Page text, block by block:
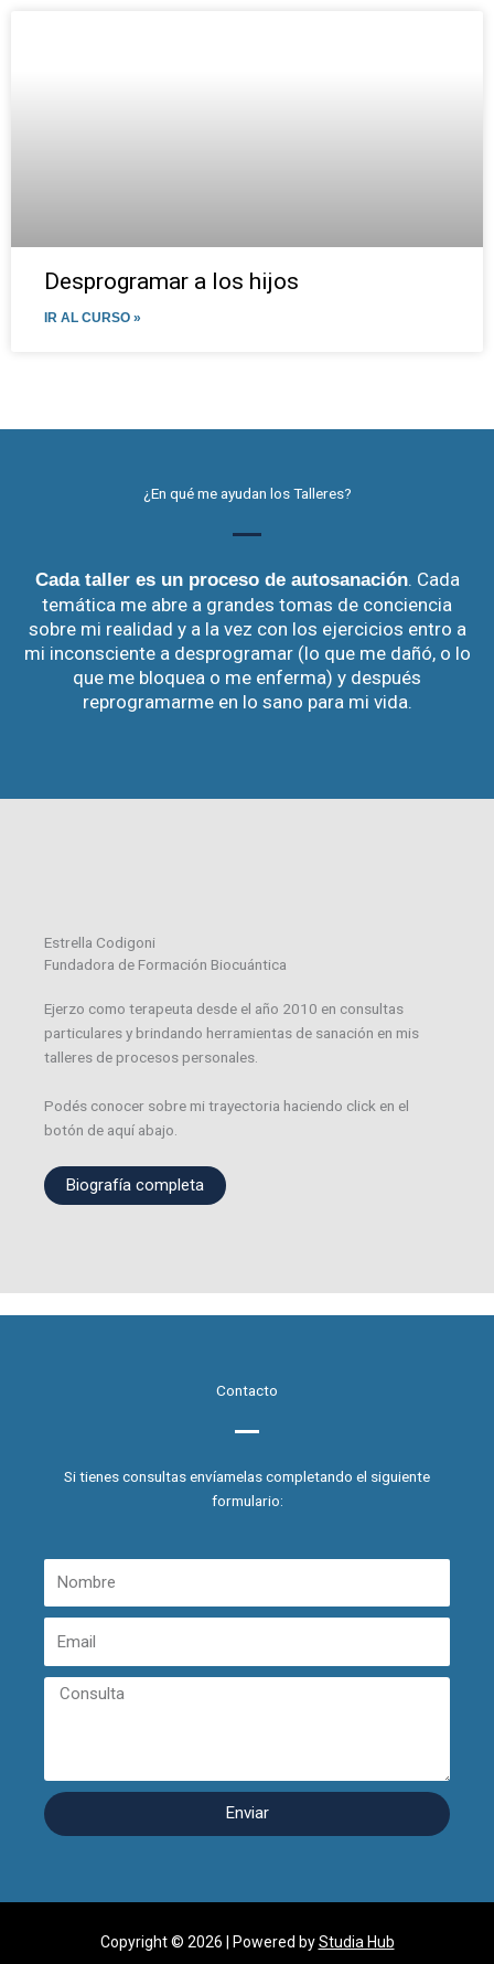
Desprogramar a los hijos
IR AL CURSO »
¿En qué me ayudan los Talleres?
Cada taller es un proceso de autosanación. Cada
temática me abre a grandes tomas de conciencia
sobre mi realidad y a la vez con los ejercicios entro a
mi inconsciente a desprogramar (lo que me dañó, o lo
que me bloquea o me enferma) y después
reprogramarme en lo sano para mi vida.
Estrella Codigoni
Fundadora de Formación Biocuántica
Ejerzo como terapeuta desde el año 2010 en consultas
particulares y brindando herramientas de sanación en mis
talleres de procesos personales.
Podés conocer sobre mi trayectoria haciendo click en el
botón de aquí abajo.
Biografía completa
Contacto
Si tienes consultas envíamelas completando el siguiente
formulario:
m
r
a
u
l
t
Enviar
Copyright © 2026 | Powered byStudia Hub